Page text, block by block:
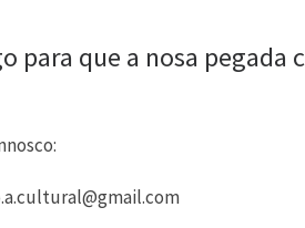
para que a nosa pegada